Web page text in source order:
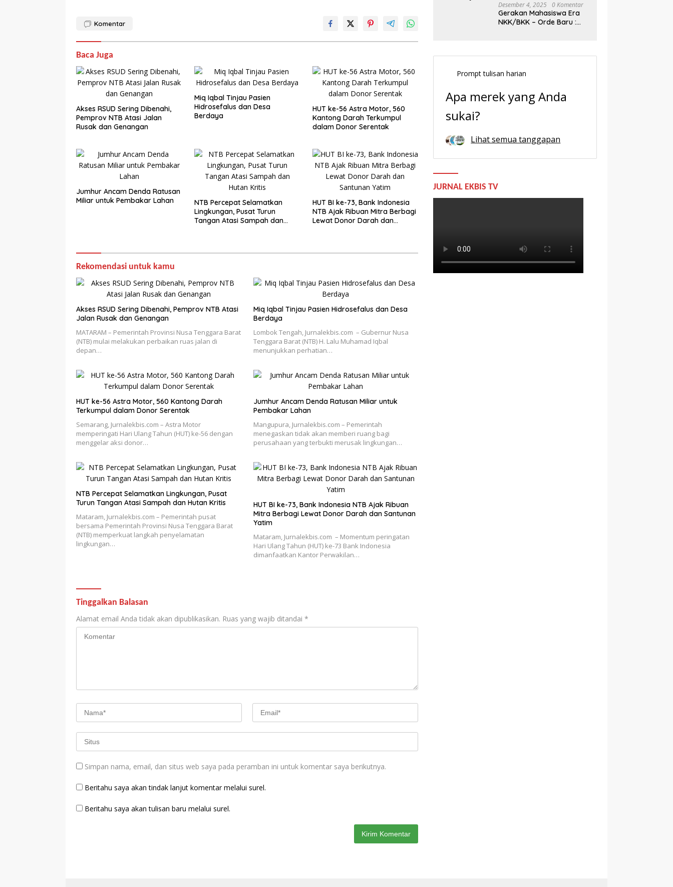
Komentar
Baca Juga
Akses RSUD Sering Dibenahi,
Pemprov NTB Atasi Jalan
Rusak dan Genangan
Miq Iqbal Tinjau Pasien
Hidrosefalus dan Desa
Berdaya
HUT ke-56 Astra Motor, 560
Kantong Darah Terkumpul
dalam Donor Serentak
Jumhur Ancam Denda Ratusan
Miliar untuk Pembakar Lahan
NTB Percepat Selamatkan
Lingkungan, Pusat Turun
Tangan Atasi Sampah dan
HUT BI ke-73, Bank Indonesia
NTB Ajak Ribuan Mitra Berbagi
Lewat Donor Darah dan
Rekomendasi untuk kamu
Akses RSUD Sering Dibenahi, Pemprov NTB Atasi
Jalan Rusak dan Genangan
MATARAM – Pemerintah Provinsi Nusa Tenggara Barat
(NTB) mulai melakukan perbaikan ruas jalan di
depan…
Miq Iqbal Tinjau Pasien Hidrosefalus dan Desa
Berdaya
Lombok Tengah, Jurnalekbis.com – Gubernur Nusa
Tenggara Barat (NTB) H. Lalu Muhamad Iqbal
menunjukkan perhatian…
HUT ke-56 Astra Motor, 560 Kantong Darah
Terkumpul dalam Donor Serentak
Semarang, Jurnalekbis.com – Astra Motor
memperingati Hari Ulang Tahun (HUT) ke-56 dengan
menggelar aksi donor…
Jumhur Ancam Denda Ratusan Miliar untuk
Pembakar Lahan
Mangupura, Jurnalekbis.com – Pemerintah
menegaskan tidak akan memberi ruang bagi
perusahaan yang terbukti merusak lingkungan…
NTB Percepat Selamatkan Lingkungan, Pusat
Turun Tangan Atasi Sampah dan Hutan Kritis
Mataram, Jurnalekbis.com – Pemerintah pusat
bersama Pemerintah Provinsi Nusa Tenggara Barat
(NTB) memperkuat langkah penyelamatan
lingkungan…
HUT BI ke-73, Bank Indonesia NTB Ajak Ribuan
Mitra Berbagi Lewat Donor Darah dan Santunan
Yatim
Mataram, Jurnalekbis.com – Momentum peringatan
Hari Ulang Tahun (HUT) ke-73 Bank Indonesia
dimanfaatkan Kantor Perwakilan…
Tinggalkan Balasan
Alamat email Anda tidak akan dipublikasikan. Ruas yang wajib ditandai *
Simpan nama, email, dan situs web saya pada peramban ini untuk komentar saya berikutnya.
Beritahu saya akan tindak lanjut komentar melalui surel.
Beritahu saya akan tulisan baru melalui surel.
Desember 4, 2025 0 Komentar
Gerakan Mahasiswa Era
NKK/BKK – Orde Baru :
Prompt tulisan harian
Apa merek yang Anda
sukai?
Lihat semua tanggapan
JURNAL EKBIS TV